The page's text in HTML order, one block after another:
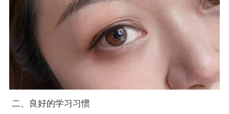
二、良好的学习习惯